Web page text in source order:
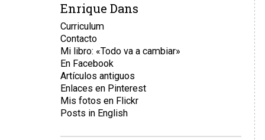
Enrique Dans
Curriculum
Contacto
Mi libro: «Todo va a cambiar»
En Facebook
Artículos antiguos
Enlaces en Pinterest
Mis fotos en Flickr
Posts in English